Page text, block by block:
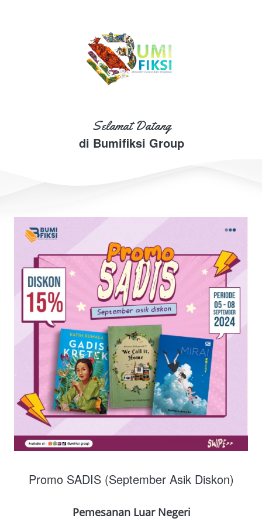
Selamat Datang
di Bumifiksi Group
Promo SADIS (September Asik Diskon)
Pemesanan Luar Negeri